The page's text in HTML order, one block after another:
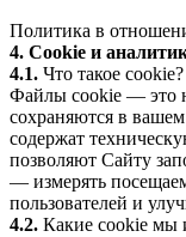
Политика в
4. Cookie и
4.1. Что такое cookie?
Файлы cookie — это
сохраняются в
содержат
позволяют Сайту
— измерять
пользователей и
4.2. Какие cookie мы